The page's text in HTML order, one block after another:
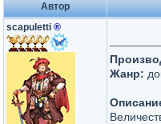
Автор
scapuletti ®
Жанр: